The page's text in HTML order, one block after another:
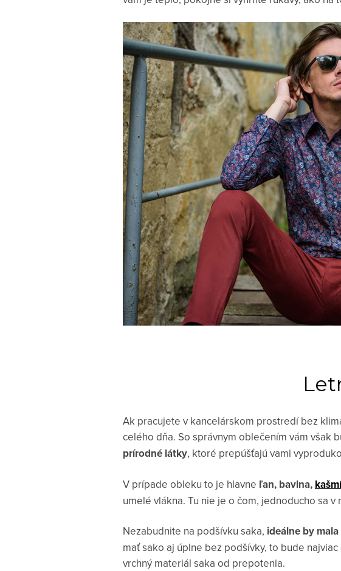
Ak pracujete v kancelárskom prostredí bez
celého dňa. So správnym oblečením vám
prírodné látky, ktoré prepúšťajú vami
V prípade obleku to je hlavne ľan, bavlna,
umelé vlákna. Tu nie je o čom, jednoducho sa v
Nezabudnite na podšívku saka, ideálne by
mať sako aj úplne bez podšívky, to bude
vrchný materiál saka od prepotenia.